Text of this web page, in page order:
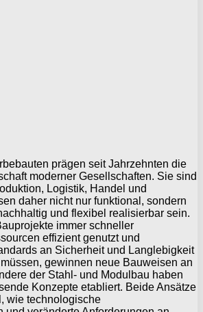
prägen seit Jahrzehnten die
moderner Gesellschaften. Sie sind
Logistik, Handel und
daher nicht nur funktional, sondern
und flexibel realisierbar sein.
immer schneller
effizient genutzt und
an Sicherheit und Langlebigkeit
gewinnen neue Bauweisen an
der Stahl- und Modulbau haben
Konzepte etabliert. Beide Ansätze
wie technologische